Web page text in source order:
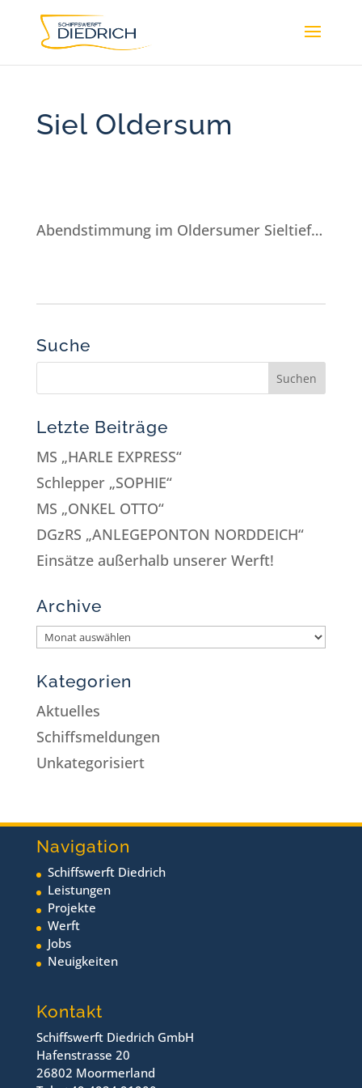
Siel Oldersum
Abendstimmung im Oldersumer Sieltief…
Suche
Letzte Beiträge
MS „HARLE EXPRESS“
Schlepper „SOPHIE“
MS „ONKEL OTTO“
DGzRS „ANLEGEPONTON NORDDEICH“
Einsätze außerhalb unserer Werft!
Archive
Kategorien
Aktuelles
Schiffsmeldungen
Unkategorisiert
Navigation
Schiffswerft Diedrich
Leistungen
Projekte
Werft
Jobs
Neuigkeiten
Kontakt
Schiffswerft Diedrich GmbH
Hafenstrasse 20
26802 Moormerland